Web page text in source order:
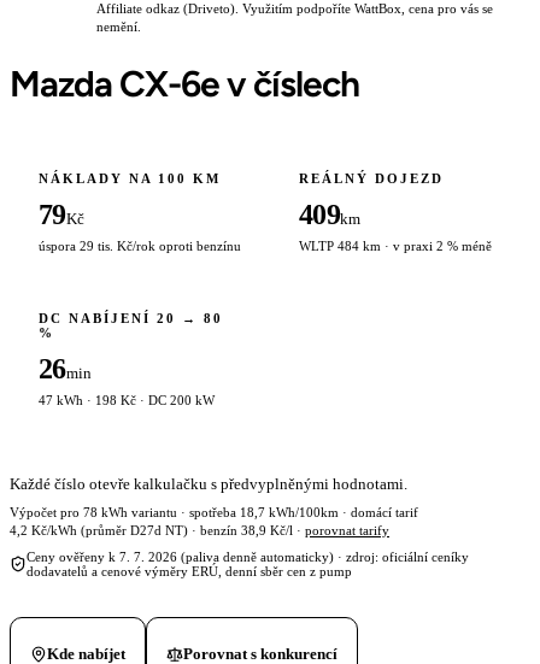
Affiliate odkaz (Driveto). Využitím podpoříte WattBox, cena pro vás se
nemění.
Mazda CX-6e v číslech
NÁKLADY NA 100 KM
79Kč
úspora 29 tis. Kč/rok oproti benzínu
REÁLNÝ DOJEZD
409km
WLTP 484 km · v praxi 2 % méně
DC NABÍJENÍ 20 → 80
%
26min
47 kWh · 198 Kč · DC 200 kW
Každé číslo otevře kalkulačku s předvyplněnými hodnotami.
Výpočet pro 78 kWh variantu · spotřeba 18,7 kWh/100km · domácí tarif
4,2 Kč/kWh (průměr D27d NT) · benzín 38,9 Kč/l · porovnat tarify
Ceny ověřeny k 7. 7. 2026 (paliva denně automaticky) · zdroj: oficiální ceníky
dodavatelů a cenové výměry ERÚ, denní sběr cen z pump
Kde nabíjet Porovnat s konkurencí